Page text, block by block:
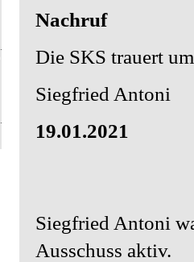
Nachruf
Die SKS trauert
Siegfried Antoni
19.01.2021
Siegfried Antoni
Ausschuss aktiv.